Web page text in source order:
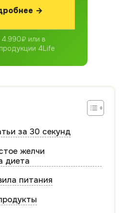
→
или в
4Life
за 30 секунд
желчи
диета
питания